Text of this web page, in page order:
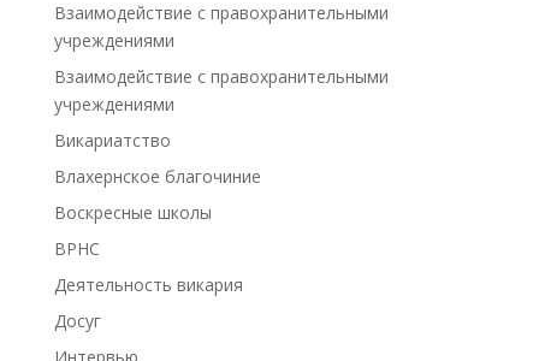
Взаимодействие с правохранительными
учреждениями
Взаимодействие с правохранительными
учреждениями
Викариатство
Влахернское благочиние
Воскресные школы
ВРНС
Деятельность викария
Досуг